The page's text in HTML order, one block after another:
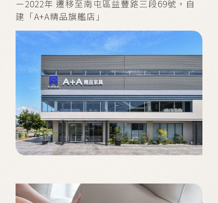
ー2022年 遷移至南屯區益豐路三段69號，自
建「A+A精品旗艦店」